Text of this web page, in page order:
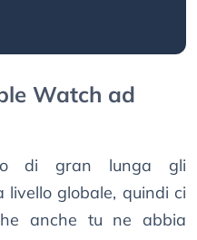
Watch ad
di gran lunga gli
globale, quindi ci
anche tu ne abbia